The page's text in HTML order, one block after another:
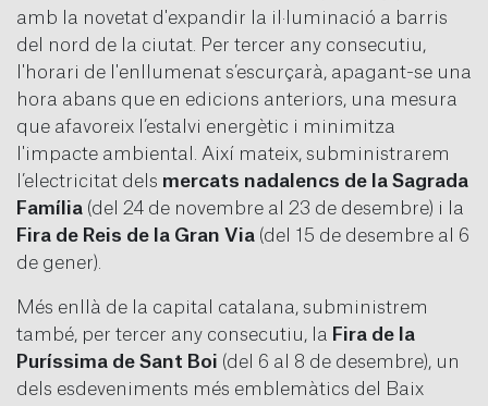
amb la novetat d'expandir la il·luminació a barris
del nord de la ciutat. Per tercer any consecutiu,
l'horari de l'enllumenat s’escurçarà, apagant-se una
hora abans que en edicions anteriors, una mesura
que afavoreix l’estalvi energètic i minimitza
l'impacte ambiental. Així mateix, subministrarem
l’electricitat dels mercats nadalencs de la Sagrada
Família (del 24 de novembre al 23 de desembre) i la
Fira de Reis de la Gran Via (del 15 de desembre al 6
de gener).
Més enllà de la capital catalana, subministrem
també, per tercer any consecutiu, la Fira de la
Puríssima de Sant Boi (del 6 al 8 de desembre), un
dels esdeveniments més emblemàtics del Baix